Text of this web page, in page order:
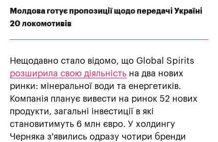
Молдова готує пропозиції щодо передачі Україні
20 локомотивів
Нещодавно стало відомо, що Global Spirits
розширила свою діяльність на два нових
ринки: мінеральної води та енергетиків.
Компанія планує вивести на ринок 52 нових
продукти, загальні інвестиції в які
становитимуть 6 млн євро. У холдингу
Черняка з'явились одразу чотири бренди